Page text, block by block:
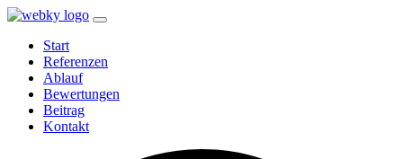
Start(current)
Referenzen
Ablauf
Bewertungen
Beitrag
Kontakt